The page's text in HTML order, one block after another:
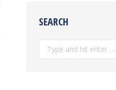
SEARCH
Search: